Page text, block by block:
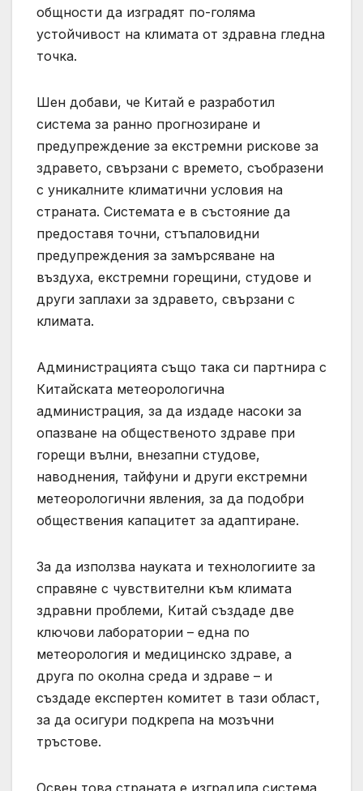
общности да изградят по-голяма
устойчивост на климата от здравна гледна
точка.
Шен добави, че Китай е разработил
система за ранно прогнозиране и
предупреждение за екстремни рискове за
здравето, свързани с времето, съобразени
с уникалните климатични условия на
страната. Системата е в състояние да
предоставя точни, стъпаловидни
предупреждения за замърсяване на
въздуха, екстремни горещини, студове и
други заплахи за здравето, свързани с
климата.
Администрацията също така си партнира с
Китайската метеорологична
администрация, за да издаде насоки за
опазване на общественото здраве при
горещи вълни, внезапни студове,
наводнения, тайфуни и други екстремни
метеорологични явления, за да подобри
обществения капацитет за адаптиране.
За да използва науката и технологиите за
справяне с чувствителни към климата
здравни проблеми, Китай създаде две
ключови лаборатории – една по
метеорология и медицинско здраве, а
друга по околна среда и здраве – и
създаде експертен комитет в тази област,
за да осигури подкрепа на мозъчни
тръстове.